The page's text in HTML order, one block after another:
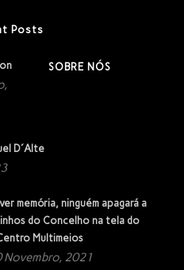
Posts
D´Alte
memória, ninguém apagará a
do Concelho na tela do
Multimeios
Novembro, 2021
SOBRE NÓS